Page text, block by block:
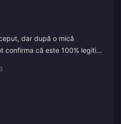
le-am spus mai multor
dar după o mică
că este 100% legitim.
solidă. Atât timp cât prețurile
fi opțiunea mea principală.